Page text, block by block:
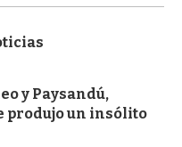
y Paysandú,
produjo un insólito